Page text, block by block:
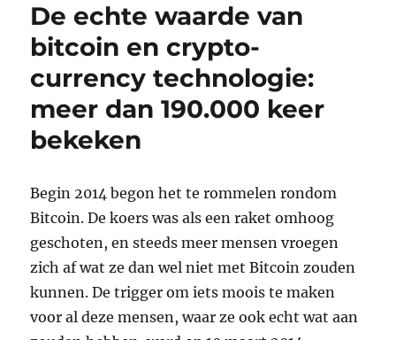
door
te
maken
De echte waarde van
bitcoin en crypto-
currency technologie:
meer dan 190.000 keer
bekeken
Begin 2014 begon het te rommelen rondom
Bitcoin. De koers was als een raket omhoog
geschoten, en steeds meer mensen vroegen
zich af wat ze dan wel niet met Bitcoin zouden
kunnen. De trigger om iets moois te maken
voor al deze mensen, waar ze ook echt wat aan